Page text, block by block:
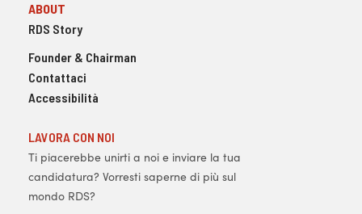
ABOUT
RDS Story
Founder & Chairman
Contattaci
Accessibilità
LAVORA CON NOI
Ti piacerebbe unirti a noi e inviare la tua
candidatura? Vorresti saperne di più sul
mondo RDS?